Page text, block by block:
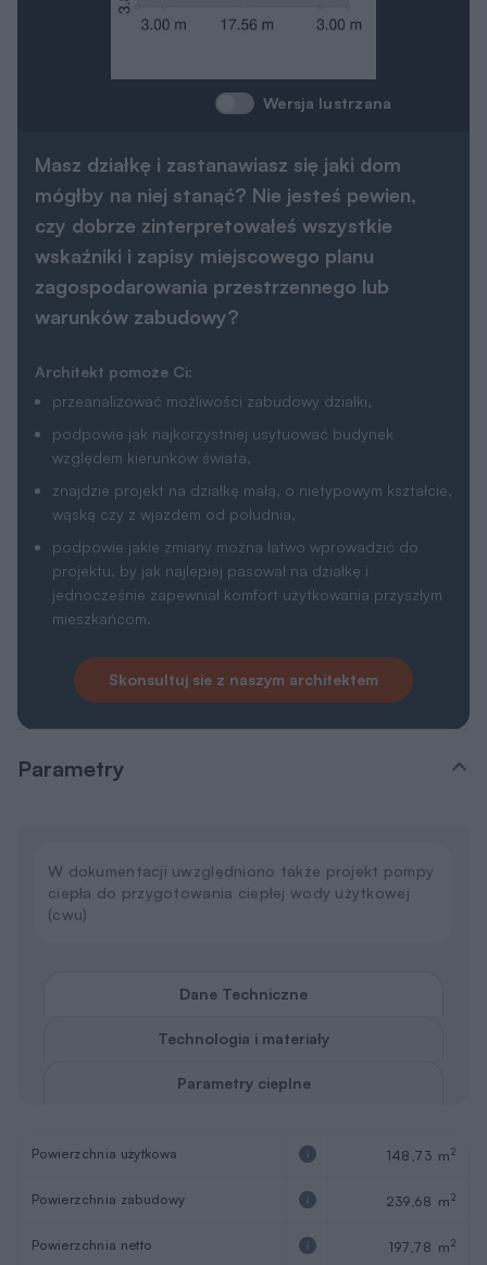
Wersja lustrzana
Masz działkę i zastanawiasz się jaki dom
mógłby na niej stanąć? Nie jesteś pewien,
czy dobrze zinterpretowałeś wszystkie
wskaźniki i zapisy miejscowego planu
zagospodarowania przestrzennego lub
warunków zabudowy?
Architekt pomoże Ci:
przeanalizować możliwości zabudowy działki,
podpowie jak najkorzystniej usytuować budynek
względem kierunków świata,
znajdzie projekt na działkę małą, o nietypowym kształcie,
wąską czy z wjazdem od południa,
podpowie jakie zmiany można łatwo wprowadzić do
projektu, by jak najlepiej pasował na działkę i
jednocześnie zapewniał komfort użytkowania przyszłym
mieszkańcom.
Skonsultuj sie z naszym architektem
Parametry
W dokumentacji uwzględniono także projekt pompy
ciepła do przygotowania ciepłej wody użytkowej
(cwu)
Dane Techniczne
Technologia i materiały
Parametry cieplne
Powierzchnia użytkowa 148,73 m2
Powierzchnia zabudowy 239,68 m2
Powierzchnia netto 197,78 m2